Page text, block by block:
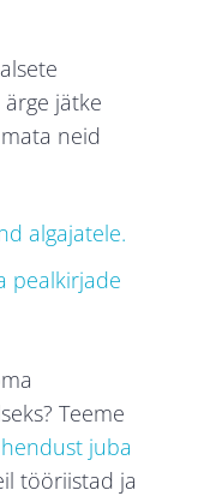
jätke
neid
algajatele.
pealkirjade
Teeme
juba
tööriistad ja